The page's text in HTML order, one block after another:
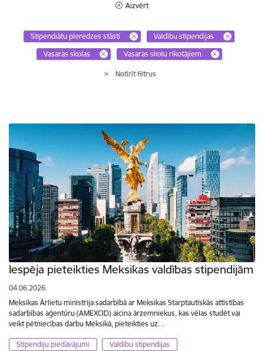
Aizvērt
Stipendiātu pieredzes stāsti
Valdību stipendijas
Vasaras skolas
Vasaras skolu rīkotājiem
Notīrīt filtrus
Iespēja pieteikties Meksikas valdības stipendijām
04.06.2026.
Meksikas Ārlietu ministrija sadarbībā ar Meksikas Starptautiskās attīstības
sadarbības aģentūru (AMEXCID) aicina ārzemniekus, kas vēlas studēt vai
veikt pētniecības darbu Meksikā, pieteikties uz…
Stipendiju piedāvājumi Valdību stipendijas